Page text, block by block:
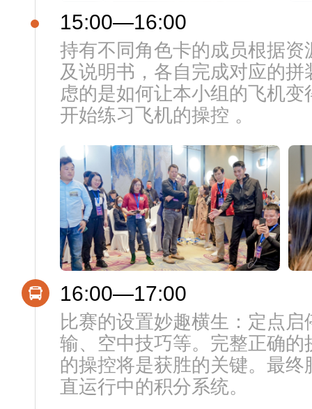
15:00—16:00
持有不同角色卡的成员根据
及说明书，各自完成对应的
虑的是如何让本小组的飞机
开始练习飞机的操控 。
16:00—17:00
比赛的设置妙趣横生：定点
输、空中技巧等。完整正确
的操控将是获胜的关键。最
直运行中的积分系统。